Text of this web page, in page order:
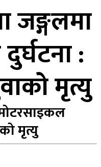
जङ्गलमा
:
मृत्यु
मृत्यु